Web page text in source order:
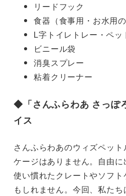
リードフック
食器（食事用・お水用の
L字トイレトレー・ペッ
ビニール袋
消臭スプレー
粘着クリーナー
◆ 「さんふらわあ さっ
イス
さんふらわあのウィズペッ
ケージはありません。自由に
使い慣れたクレートやソフ
もしれません。今回、私た